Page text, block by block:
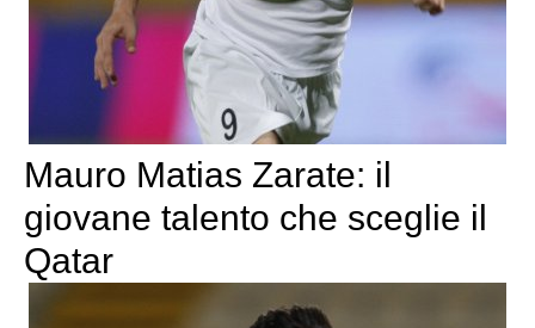
Mauro Matias Zarate: il
giovane talento che sceglie il
Qatar